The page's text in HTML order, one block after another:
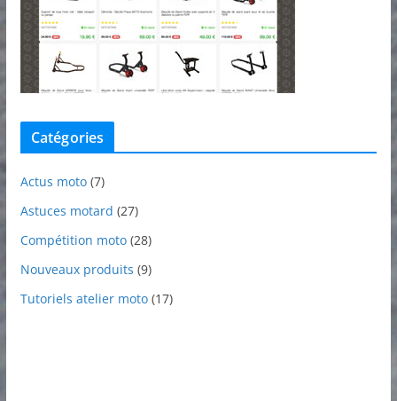
Catégories
Actus moto(7)
Astuces motard (27)
Compétition moto(28)
Nouveaux produits (9)
Tutoriels atelier moto(17)